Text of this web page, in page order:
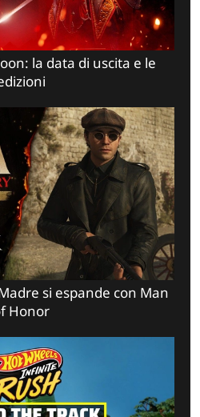
la data di uscita e le
si espande con Man
Honor